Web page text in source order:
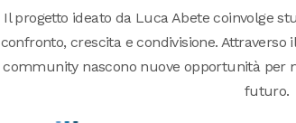
Il progetto ideato da Luca Abete coinvolge
confronto, crescita e condivisione.
community nascono nuove opportunità per
futuro.